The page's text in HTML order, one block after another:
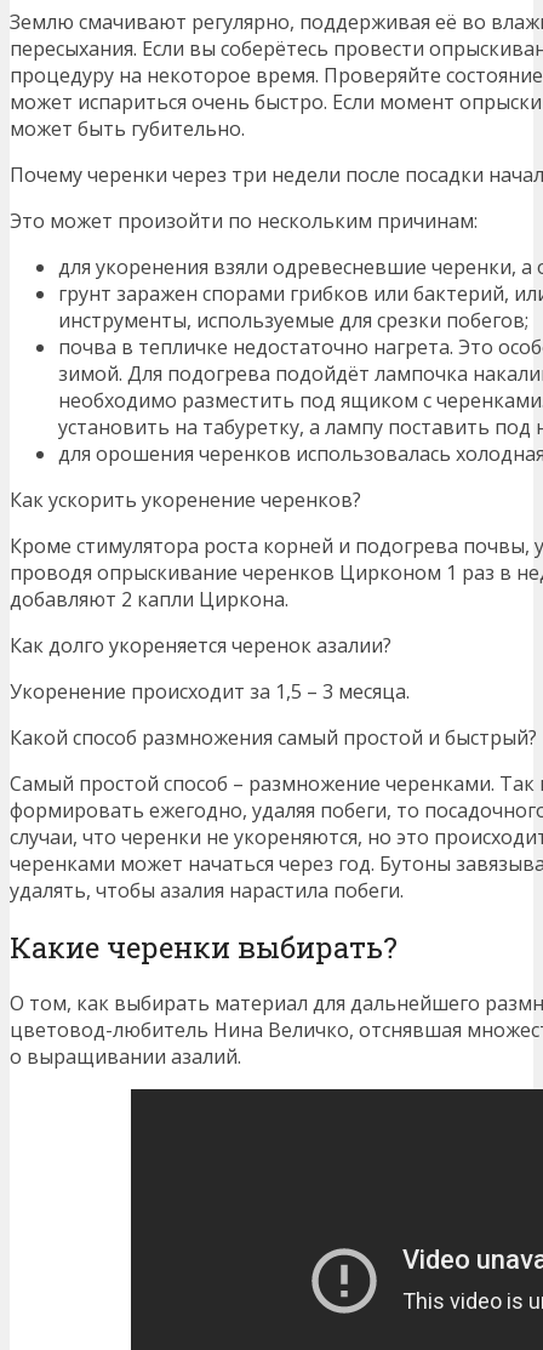
Землю смачивают регулярно, поддерживая её во
пересыхания. Если вы соберётесь провести
процедуру на некоторое время. Проверяйте
может испариться очень быстро. Если момент
может быть губительно.
Почему черенки через три недели после посадки
Это может произойти по нескольким причинам:
для укоренения взяли одревесневшие черенки,
грунт заражен спорами грибков или бактерий,
инструменты, используемые для срезки побегов;
почва в тепличке недостаточно нагрета. Это
зимой. Для подогрева подойдёт лампочка
необходимо разместить под ящиком с
установить на табуретку, а лампу поставить под
для орошения черенков использовалась
Как ускорить укоренение черенков?
Кроме стимулятора роста корней и подогрева
проводя опрыскивание черенков Цирконом 1 раз в
добавляют 2 капли Циркона.
Как долго укореняется черенок азалии?
Укоренение происходит за 1,5 – 3 месяца.
Какой способ размножения самый простой и быстрый?
Самый простой способ – размножение черенками. Так
формировать ежегодно, удаляя побеги, то
случаи, что черенки не укореняются, но это
черенками может начаться через год. Бутоны
удалять, чтобы азалия нарастила побеги.
Какие черенки выбирать?
О том, как выбирать материал для дальнейшего
цветовод-любитель Нина Величко, отснявшая
о выращивании азалий.